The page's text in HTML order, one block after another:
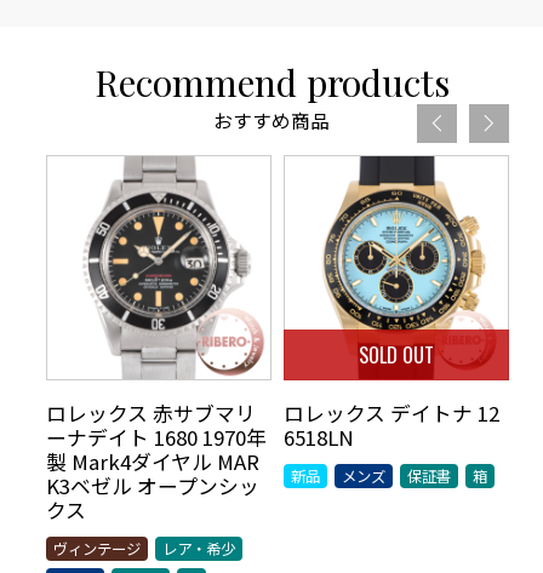
Recommend products
おすすめ商品
ロレックス 赤サブマリ
ーナデイト 1680 1970年
製 Mark4ダイヤル MAR
K3ベゼル オープンシッ
クス
ヴィンテージ
レア・希少
SOLD OUT
ロレックス デイトナ 12
6518LN
新品 メンズ 保証書 箱